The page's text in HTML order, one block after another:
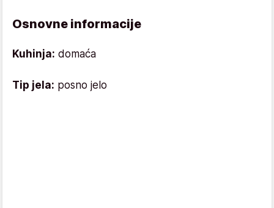
Osnovne informacije
Kuhinja: domaća
Tip jela: posno jelo